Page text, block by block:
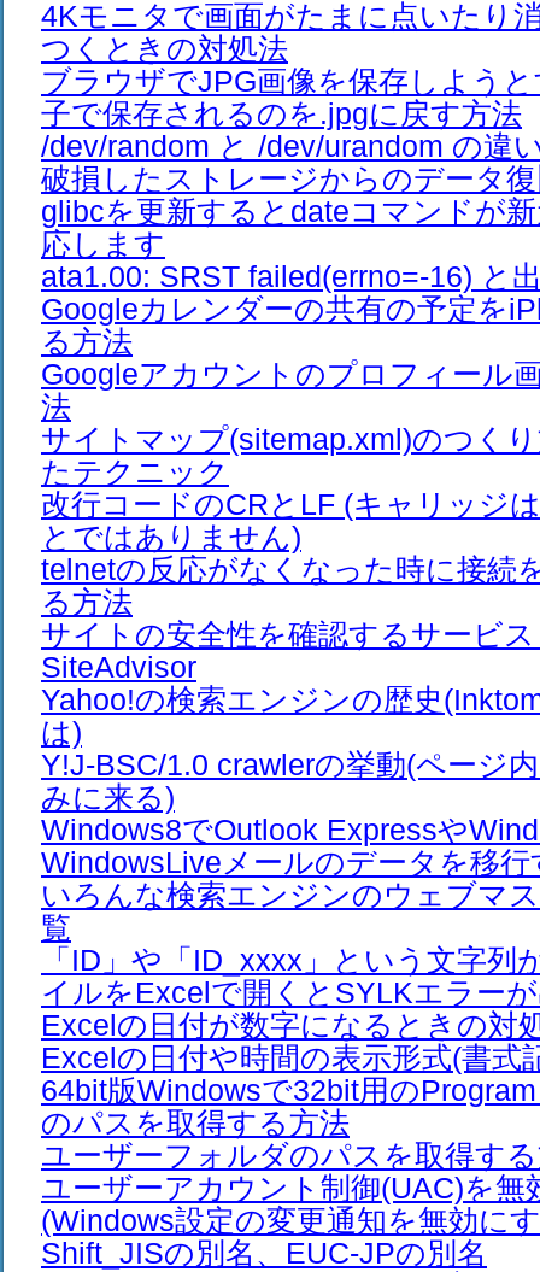
4Kモニタで画面がたまに点いたり
つくときの対処法
ブラウザでJPG画像を保存しよう
子で保存されるのを.jpgに戻す方法
/dev/random と /dev/urandom の違
破損したストレージからのデータ
glibcを更新するとdateコマンドが
応します
ata1.00: SRST failed(errno=-16) と
Googleカレンダーの共有の予定を
る方法
Googleアカウントのプロフィール
法
サイトマップ(sitemap.xml)のつく
たテクニック
改行コードのCRとLF (キャリッジ
とではありません)
telnetの反応がなくなった時に接続
る方法
サイトの安全性を確認するサービ
SiteAdvisor
Yahoo!の検索エンジンの歴史
は)
Y!J-BSC/1.0 crawlerの挙動(ページ
みに来る)
Windows8でOutlook Expressや
WindowsLiveメールのデータを移行
いろんな検索エンジンのウェブマ
覧
「ID」や「ID_xxxx」という文字列
イルをExcelで開くとSYLKエラー
Excelの日付が数字になるときの対
Excelの日付や時間の表示形式(書式
64bit版Windowsで32bit用の
のパスを取得する方法
ユーザーフォルダのパスを取得す
ユーザーアカウント制御(UAC)を無
(Windows設定の変更通知を無効に
Shift_JISの別名、EUC-JPの別名